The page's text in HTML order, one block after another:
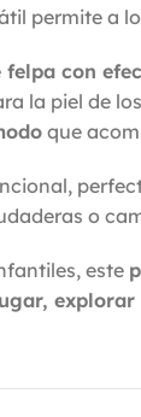
permite a
felpa con
la piel de
que
o
este